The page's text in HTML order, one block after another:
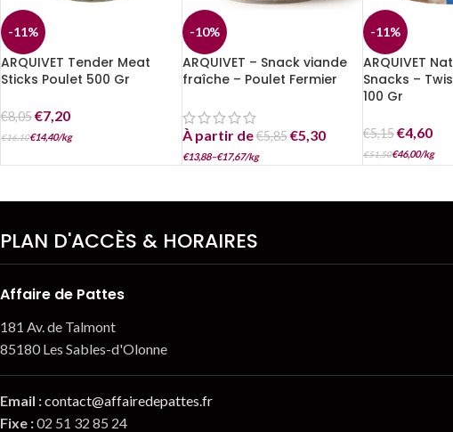
-11%
ARQUIVET Tender Meat
Sticks Poulet 500 Gr
€8,05€7,20
€16,10€14,40/kg
-10%
ARQUIVET – Snack viande
fraîche – Poulet Fermier
À partir de€5,85 €5,30
€13,88–€17,67/kg
-11%
ARQUIVET
Snacks –
100 Gr
€5,15€4,60
€51,50€46,00/kg
PLAN D'ACCÈS & HORAIRES
Affaire de Pattes
181 Av. de Talmont
85180 Les Sables-d'Olonne
Email :contact@affairedepattes.fr
Fixe :02 51 32 85 24